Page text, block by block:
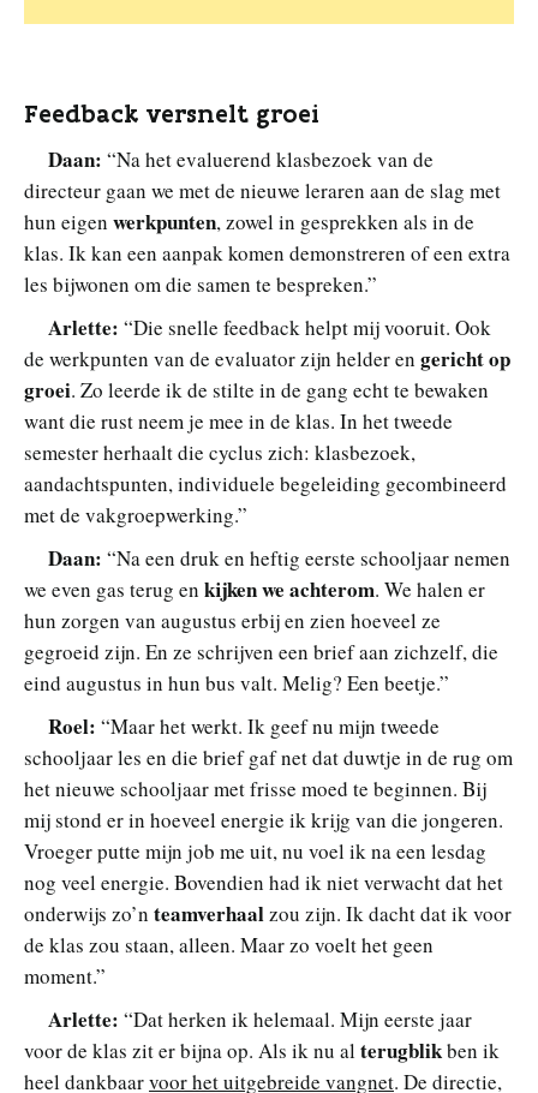
Feedback versnelt groei
Daan: “Na het evaluerend klasbezoek van de
directeur gaan we met de nieuwe leraren aan de slag met
hun eigen werkpunten, zowel in gesprekken als in de
klas. Ik kan een aanpak komen demonstreren of een extra
les bijwonen om die samen te bespreken.”
Arlette: “Die snelle feedback helpt mij vooruit. Ook
de werkpunten van de evaluator zijn helder en gericht op
groei. Zo leerde ik de stilte in de gang echt te bewaken
want die rust neem je mee in de klas. In het tweede
semester herhaalt die cyclus zich: klasbezoek,
aandachtspunten, individuele begeleiding gecombineerd
met de vakgroepwerking.”
Daan: “Na een druk en heftig eerste schooljaar nemen
we even gas terug en kijken we achterom. We halen er
hun zorgen van augustus erbij en zien hoeveel ze
gegroeid zijn. En ze schrijven een brief aan zichzelf, die
eind augustus in hun bus valt. Melig? Een beetje.”
Roel: “Maar het werkt. Ik geef nu mijn tweede
schooljaar les en die brief gaf net dat duwtje in de rug om
het nieuwe schooljaar met frisse moed te beginnen. Bij
mij stond er in hoeveel energie ik krijg van die jongeren.
Vroeger putte mijn job me uit, nu voel ik na een lesdag
nog veel energie. Bovendien had ik niet verwacht dat het
onderwijs zo’n teamverhaalzou zijn. Ik dacht dat ik voor
de klas zou staan, alleen. Maar zo voelt het geen
moment.”
Arlette: “Dat herken ik helemaal. Mijn eerste jaar
voor de klas zit er bijna op. Als ik nu al terugblikben ik
heel dankbaarvoor het uitgebreide vangnet. De directie,